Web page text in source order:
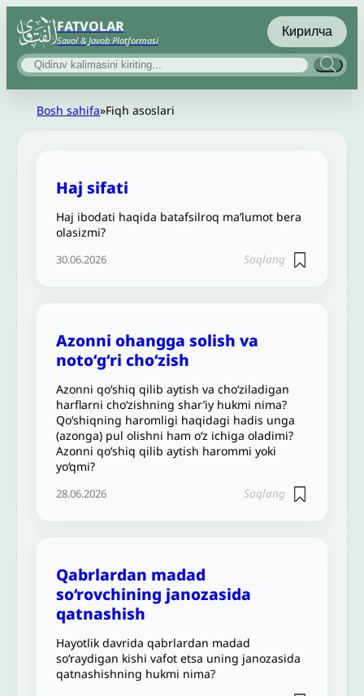
FATVOLAR
Savol & Javob Platformasi
Кирилча
Bosh sahifa»Fiqh asoslari
Haj sifati
Haj ibodati haqida batafsilroq ma’lumot bera
olasizmi?
30.06.2026 Saqlang
Azonni ohangga solish va
notoʻgʻri cho‘zish
Azonni qo‘shiq qilib aytish va cho‘ziladigan
harflarni cho‘zishning shar’iy hukmi nima?
Qo‘shiqning haromligi haqidagi hadis unga
(azonga) pul olishni ham o‘z ichiga oladimi?
Azonni qo‘shiq qilib aytish harommi yoki
yo‘qmi?
28.06.2026 Saqlang
Qabrlardan madad
so‘rovchining janozasida
qatnashish
Hayotlik davrida qabrlardan madad
so‘raydigan kishi vafot etsa uning janozasida
qatnashishning hukmi nima?